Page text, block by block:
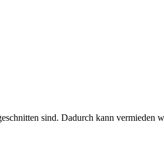
sind. Dadurch kann vermieden